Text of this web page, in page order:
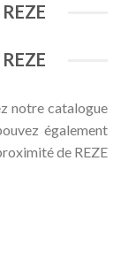
notre catalogue
également
de REZE